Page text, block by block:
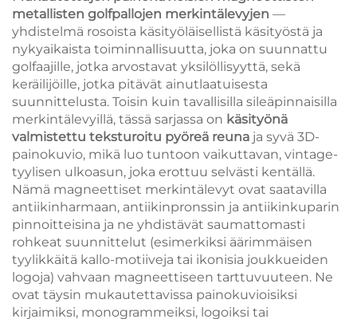
metallisten golfpallojen merkintälevyjen —
yhdistelmä rosoista käsityöläisellistä käsityöstä ja
nykyaikaista toiminnallisuutta, joka on suunnattu
golfaajille, jotka arvostavat yksilöllisyyttä, sekä
keräilijöille, jotka pitävät ainutlaatuisesta
suunnittelusta. Toisin kuin tavallisilla sileäpinnaisilla
merkintälevyillä, tässä sarjassa on käsityönä
valmistettu teksturoitu pyöreä reuna ja syvä 3D-
painokuvio, mikä luo tuntoon vaikuttavan, vintage-
tyylisen ulkoasun, joka erottuu selvästi kentällä.
Nämä magneettiset merkintälevyt ovat saatavilla
antiikinharmaan, antiikinpronssin ja antiikinkuparin
pinnoitteisina ja ne yhdistävät saumattomasti
rohkeat suunnittelut (esimerkiksi äärimmäisen
tyylikkäitä kallo-motiiveja tai ikonisia joukkueiden
logoja) vahvaan magneettiseen tarttuvuuteen. Ne
ovat täysin mukautettavissa painokuvioisiksi
kirjaimiksi, monogrammeiksi, logoiksi tai